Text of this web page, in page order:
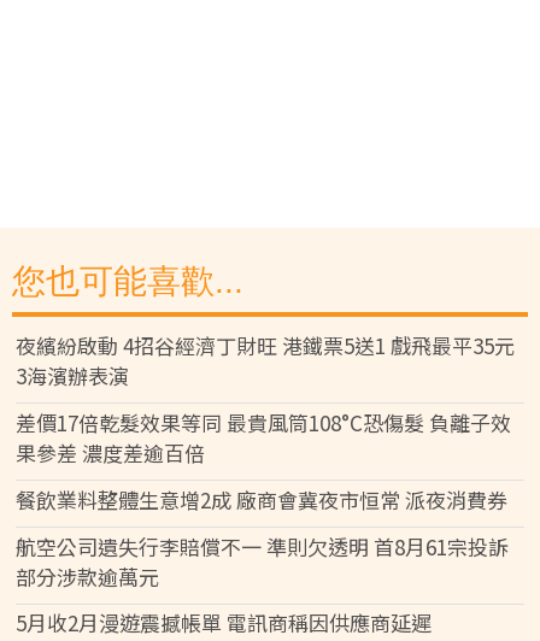
您也可能喜歡...
夜繽紛啟動 4招谷經濟丁財旺 港鐵票5送1 戲飛最平35元
3海濱辦表演
差價17倍乾髮效果等同 最貴風筒108°C恐傷髮 負離子效
果參差 濃度差逾百倍
餐飲業料整體生意增2成 廠商會冀夜市恒常 派夜消費券
航空公司遺失行李賠償不一 準則欠透明 首8月61宗投訴
部分涉款逾萬元
5月收2月漫遊震撼帳單 電訊商稱因供應商延遲